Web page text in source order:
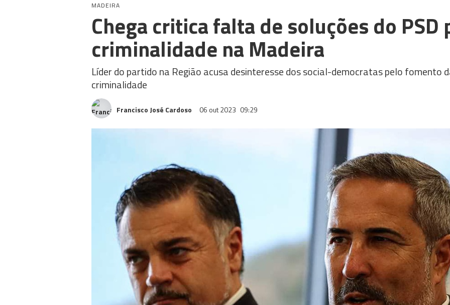
MADEIRA
Chega critica falta de soluções do PSD
criminalidade na Madeira
Líder do partido na Região acusa desinteresse dos social-democratas pelo fomento
criminalidade
Francisco José Cardoso 06 out 2023 09:29